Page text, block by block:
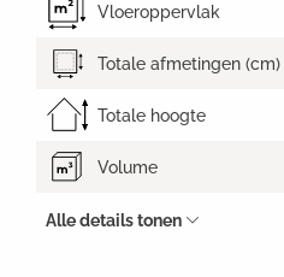
Vloeroppervlak
Totale afmetingen (cm)
Totale hoogte
Volume
Alle details tonen